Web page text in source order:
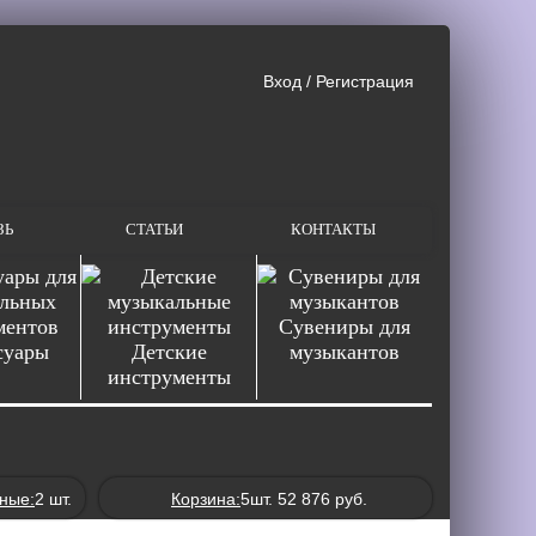
Вход / Регистрация
СТАТЬИ КОНТАКТЫ
Детские
инструменты
Сувениры для
музыкантов
2 шт. Корзина:5шт. 52 876 руб.